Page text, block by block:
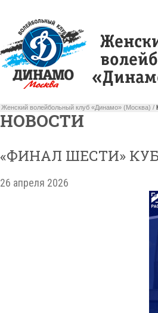
Женский волейбольный клуб «Динамо» (Москва) /
НОВОСТИ
«ФИНАЛ ШЕСТИ»
26 апреля 2026